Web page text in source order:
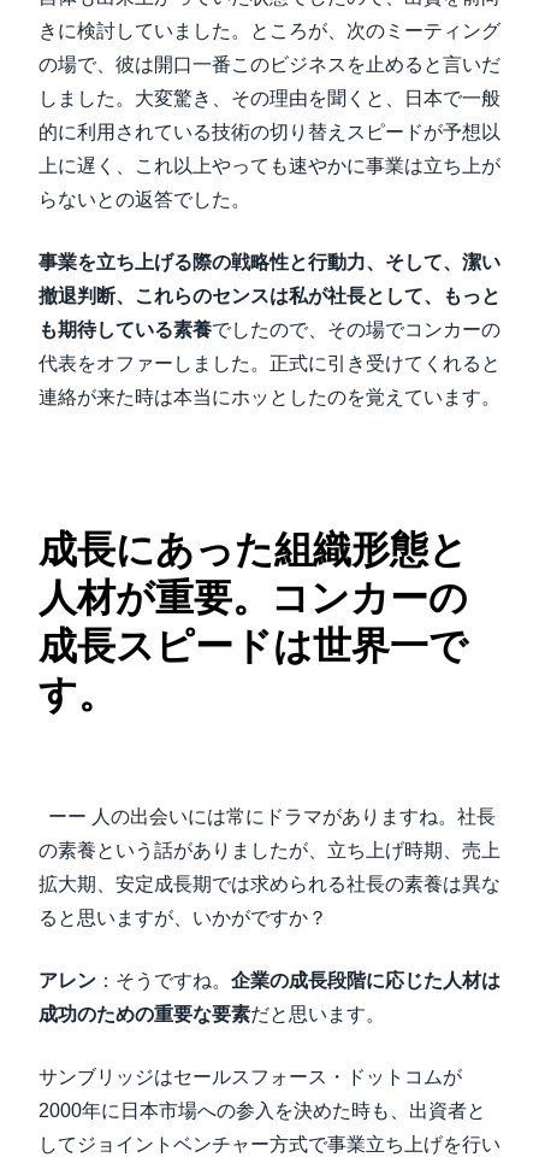
きに検討していました。ところが、次のミーティング
の場で、彼は開口一番このビジネスを止めると言いだ
しました。大変驚き、その理由を聞くと、日本で一般
的に利用されている技術の切り替えスピードが予想以
上に遅く、これ以上やっても速やかに事業は立ち上が
らないとの返答でした。
事業を立ち上げる際の戦略性と行動力、そして、潔い
撤退判断、これらのセンスは私が社長として、もっと
も期待している素養でしたので、その場でコンカーの
代表をオファーしました。正式に引き受けてくれると
連絡が来た時は本当にホッとしたのを覚えています。
成長にあった組織形態と
人材が重要。コンカーの
成長スピードは世界一で
す。
ーー 人の出会いには常にドラマがありますね。社長
の素養という話がありましたが、立ち上げ時期、売上
拡大期、安定成長期では求められる社長の素養は異な
ると思いますが、いかがですか？
アレン ：そうですね。 企業の成長段階に応じた人材は
成功のための重要な要素だと思います。
サンブリッジはセールスフォース・ドットコムが
2000年に日本市場への参入を決めた時も、出資者と
してジョイントベンチャー方式で事業立ち上げを行い